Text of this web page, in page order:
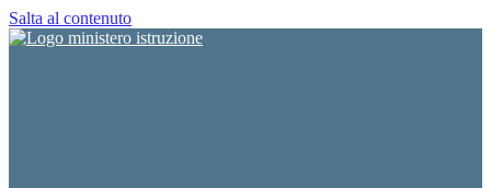
Salta al contenuto